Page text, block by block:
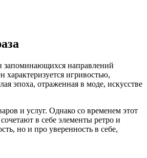
запоминающихся направлений
игривостью,
эпоха, отраженная в моде, искусстве
и услуг. Однако со временем этот
в себе элементы ретро и
но и про уверенность в себе,